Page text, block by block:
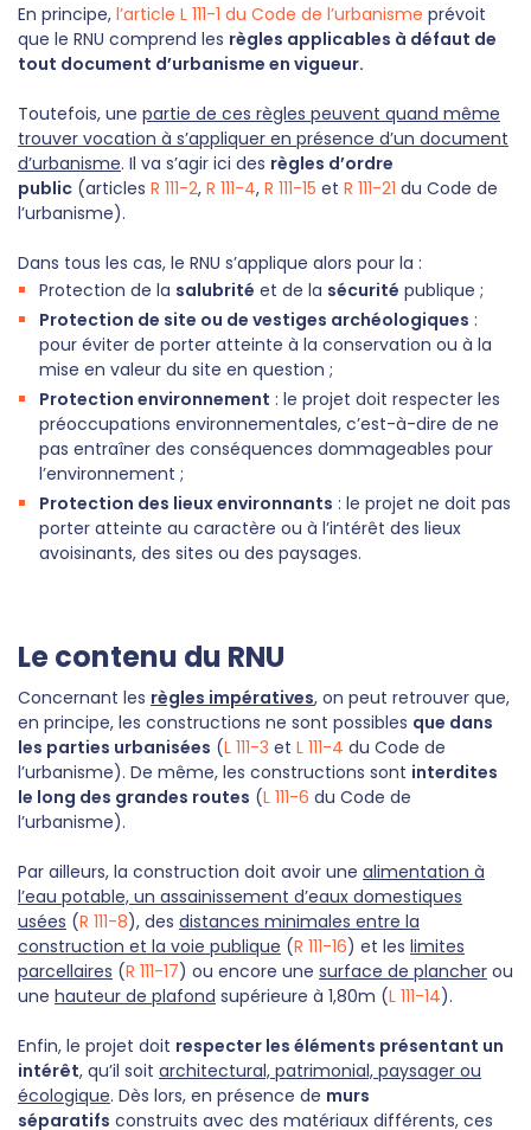
En principe, l’article L 111-1 du Code de l’urbanisme prévoit
que le RNU comprend les règles applicables à défaut de
tout document d’urbanisme en vigueur.
Toutefois, une partie de ces règles peuvent quand même
trouver vocation à s’appliquer en présence d’un document
d’urbanisme. Il va s’agir ici des règles d’ordre
public (articles R 111-2, R 111-4, R 111-15 et R 111-21 du Code de
l’urbanisme).
Dans tous les cas, le RNU s’applique alors pour la :
Protection de la salubrité et de la sécurité publique ;
Protection de site ou de vestiges archéologiques :
pour éviter de porter atteinte à la conservation ou à la
mise en valeur du site en question ;
Protection environnement : le projet doit respecter les
préoccupations environnementales, c’est-à-dire de ne
pas entraîner des conséquences dommageables pour
l’environnement ;
Protection des lieux environnants : le projet ne doit pas
porter atteinte au caractère ou à l’intérêt des lieux
avoisinants, des sites ou des paysages.
Le contenu du RNU
Concernant les règles impératives, on peut retrouver que,
en principe, les constructions ne sont possibles que dans
les parties urbanisées (L 111-3 et L 111-4 du Code de
l’urbanisme). De même, les constructions sont interdites
le long des grandes routes (L 111-6 du Code de
l’urbanisme).
Par ailleurs, la construction doit avoir une alimentation à
l’eau potable, un assainissement d’eaux domestiques
usées (R 111-8), des distances minimales entre la
construction et la voie publique (R 111-16) et les limites
parcellaires (R 111-17) ou encore une surface de plancher ou
une hauteur de plafond supérieure à 1,80m (L 111-14).
Enfin, le projet doit respecter les éléments présentant un
intérêt, qu’il soit architectural, patrimonial, paysager ou
écologique. Dès lors, en présence de murs
séparatifs construits avec des matériaux différents, ces